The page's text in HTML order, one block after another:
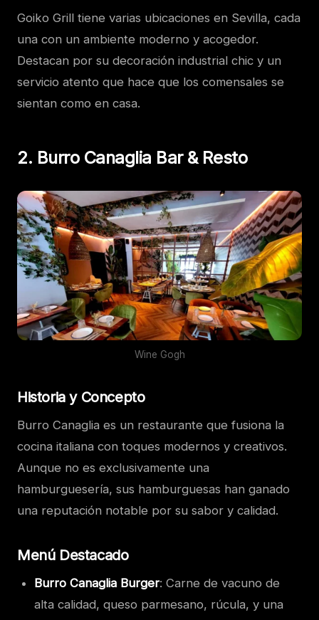
Goiko Grill tiene varias ubicaciones en Sevilla, cada
una con un ambiente moderno y acogedor.
Destacan por su decoración industrial chic y un
servicio atento que hace que los comensales se
sientan como en casa.
2. Burro Canaglia Bar & Resto
Wine Gogh
Historia y Concepto
Burro Canaglia es un restaurante que fusiona la
cocina italiana con toques modernos y creativos.
Aunque no es exclusivamente una
hamburguesería, sus hamburguesas han ganado
una reputación notable por su sabor y calidad.
Menú Destacado
Burro Canaglia Burger: Carne de vacuno de
alta calidad, queso parmesano, rúcula, y una